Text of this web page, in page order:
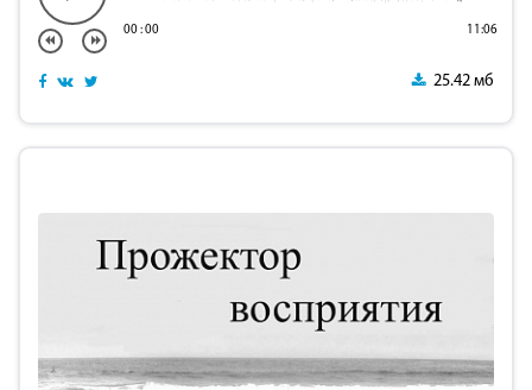
00:00 11:06
25.42 мб